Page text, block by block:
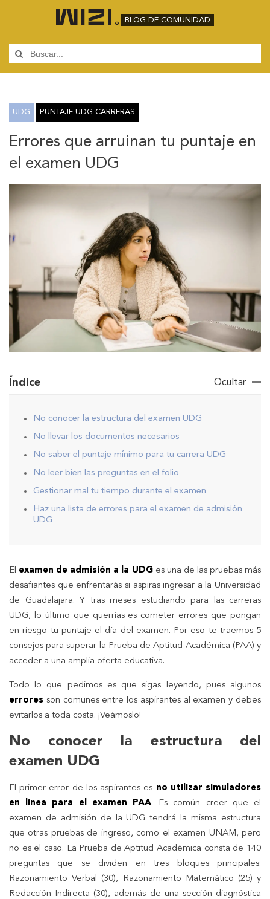
BLOG DE COMUNIDAD
UDG PUNTAJE UDG CARRERAS
Errores que arruinan tu puntaje en
el examen UDG
Índice Ocultar
No conocer la estructura del examen UDG
No llevar los documentos necesarios
No saber el puntaje mínimo para tu carrera UDG
No leer bien las preguntas en el folio
Gestionar mal tu tiempo durante el examen
Haz una lista de errores para el examen de admisión
UDG
El examen de admisión a la UDG es una de las pruebas más
desafiantes que enfrentarás si aspiras ingresar a la Universidad
de Guadalajara. Y tras meses estudiando para las carreras
UDG, lo último que querrías es cometer errores que pongan
en riesgo tu puntaje el día del examen. Por eso te traemos 5
consejos para superar la Prueba de Aptitud Académica (PAA) y
acceder a una amplia oferta educativa.
Todo lo que pedimos es que sigas leyendo, pues algunos
errores son comunes entre los aspirantes al examen y debes
evitarlos a toda costa. ¡Veámoslo!
No conocer la estructura del
examen UDG
El primer error de los aspirantes es no utilizar simuladores
en línea para el examen PAA. Es común creer que el
examen de admisión de la UDG tendrá la misma estructura
que otras pruebas de ingreso, como el examen UNAM, pero
no es el caso. La Prueba de Aptitud Académica consta de 140
preguntas que se dividen en tres bloques principales:
Razonamiento Verbal (30), Razonamiento Matemático (25) y
Redacción Indirecta (30), además de una sección diagnóstica